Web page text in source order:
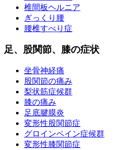
椎間板ヘルニア
ぎっくり腰
腰椎すべり症
足、股関節、膝の症状
坐骨神経痛
股関節の痛み
梨状筋症候群
膝の痛み
足底腱膜炎
変形性股関節症
グロインペイン症候群
変形性膝関節症